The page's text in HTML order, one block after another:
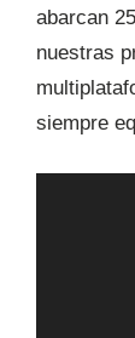
abarcan
nuestras
siempre